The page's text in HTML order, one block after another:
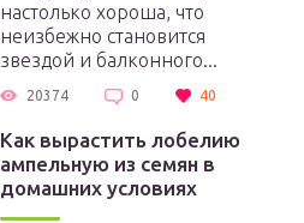
настолько хороша, что
неизбежно становится
звездой и балконного...
20374 0 40
Как вырастить лобелию
ампельную из семян в
домашних условиях